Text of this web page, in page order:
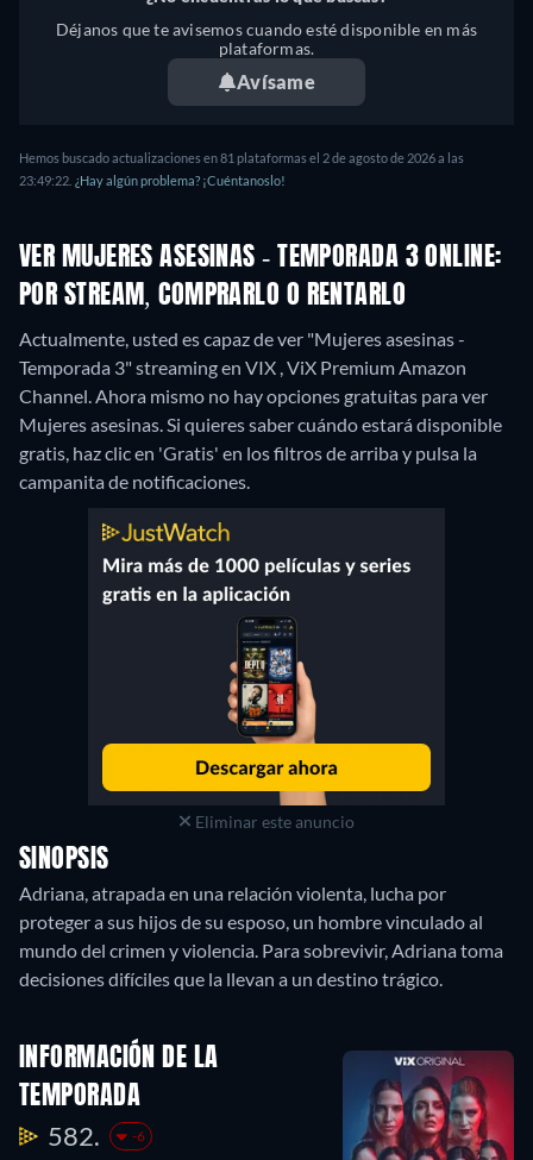
Déjanos que te avisemos cuando esté disponible en más
plataformas.
Avísame
Hemos buscado actualizaciones en 81 plataformas el 2 de agosto de 2026 a las
23:49:22. ¿Hay algún problema? ¡Cuéntanoslo!
VER MUJERES ASESINAS - TEMPORADA 3 ONLINE:
POR STREAM, COMPRARLO O RENTARLO
Actualmente, usted es capaz de ver "Mujeres asesinas -
Temporada 3" streaming en VIX , ViX Premium Amazon
Channel. Ahora mismo no hay opciones gratuitas para ver
Mujeres asesinas. Si quieres saber cuándo estará disponible
gratis, haz clic en 'Gratis' en los filtros de arriba y pulsa la
campanita de notificaciones.
Eliminar este anuncio
SINOPSIS
Adriana, atrapada en una relación violenta, lucha por
proteger a sus hijos de su esposo, un hombre vinculado al
mundo del crimen y violencia. Para sobrevivir, Adriana toma
decisiones difíciles que la llevan a un destino trágico.
INFORMACIÓN DE LA
TEMPORADA
582. -6